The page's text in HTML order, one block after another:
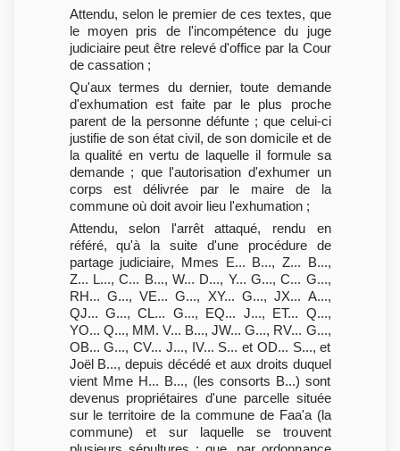
Attendu, selon le premier de ces textes, que
le moyen pris de l'incompétence du juge
judiciaire peut être relevé d'office par la Cour
de cassation ;
Qu'aux termes du dernier, toute demande
d'exhumation est faite par le plus proche
parent de la personne défunte ; que celui-ci
justifie de son état civil, de son domicile et de
la qualité en vertu de laquelle il formule sa
demande ; que l'autorisation d'exhumer un
corps est délivrée par le maire de la
commune où doit avoir lieu l'exhumation ;
Attendu, selon l'arrêt attaqué, rendu en
référé, qu'à la suite d'une procédure de
partage judiciaire, Mmes E... B..., Z... B...,
Z... L..., C... B..., W... D..., Y... G..., C... G...,
RH... G..., VE... G..., XY... G..., JX... A...,
QJ... G..., CL... G..., EQ... J..., ET... Q...,
YO... Q..., MM. V... B..., JW... G..., RV... G...,
OB... G..., CV... J..., IV... S... et OD... S..., et
Joël B..., depuis décédé et aux droits duquel
vient Mme H... B..., (les consorts B...) sont
devenus propriétaires d'une parcelle située
sur le territoire de la commune de Faa'a (la
commune) et sur laquelle se trouvent